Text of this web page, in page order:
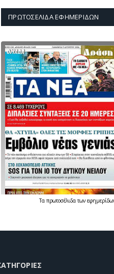
ΠΡΩΤΟΣΈΛΙΔΑ ΕΦΗΜΕΡΊΔΩΝ
Τα πρωτοσέλιδατων